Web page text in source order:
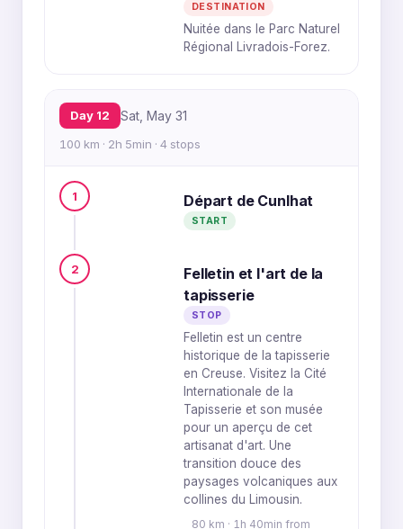
DESTINATION
Nuitée dans le Parc Naturel
Régional Livradois-Forez.
Day 12 Sat, May 31
100 km · 2h 5min · 4 stops
1 Départ de Cunlhat
START
2
Felletin et l'art de la
tapisserie
STOP
Felletin est un centre
historique de la tapisserie
en Creuse. Visitez la Cité
Internationale de la
Tapisserie et son musée
pour un aperçu de cet
artisanat d'art. Une
transition douce des
paysages volcaniques aux
collines du Limousin.
80 km · 1h 40min from